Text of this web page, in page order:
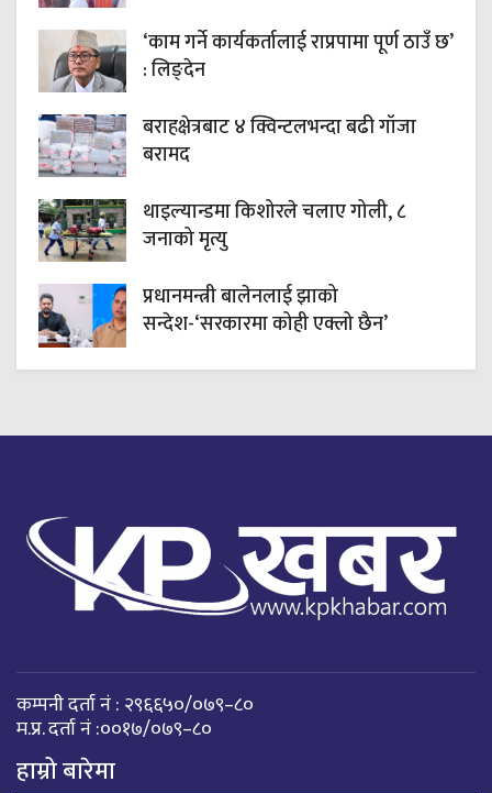
‘काम गर्ने कार्यकर्तालाई राप्रपामा पूर्ण ठाउँ छ’
: लिङ्देन
बराहक्षेत्रबाट ४ क्विन्टलभन्दा बढी गाँजा
बरामद
थाइल्यान्डमा किशोरले चलाए गोली, ८
जनाको मृत्यु
प्रधानमन्त्री बालेनलाई झाको
सन्देश-‘सरकारमा कोही एक्लो छैन’
कम्पनी दर्ता नं : २९६६५०/०७९–८०
म.प्र. दर्ता नं :००१७/०७९–८०
हाम्रो बारेमा